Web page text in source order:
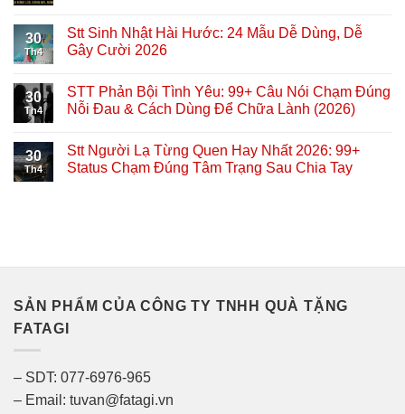
30
Th4
Stt Sinh Nhật Hài Hước: 24 Mẫu Dễ Dùng, Dễ
Gây Cười 2026
30
Th4
STT Phản Bội Tình Yêu: 99+ Câu Nói Chạm Đúng
Nỗi Đau & Cách Dùng Để Chữa Lành (2026)
30
Th4
Stt Người Lạ Từng Quen Hay Nhất 2026: 99+
Status Chạm Đúng Tâm Trạng Sau Chia Tay
SẢN PHẨM CỦA CÔNG TY TNHH QUÀ TẶNG
FATAGI
– SDT: 077-6976-965
– Email: tuvan@fatagi.vn